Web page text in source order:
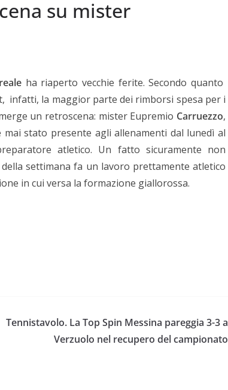
su mister
ha riaperto vecchie ferite. Secondo quanto
infatti, la maggior parte dei rimborsi spesa per i
un retroscena: mister Eupremio Carruezzo,
stato presente agli allenamenti dal lunedì al
atletico. Un fatto sicuramente non
settimana fa un lavoro prettamente atletico
in cui versa la formazione giallorossa.
Tennistavolo. La Top Spin Messina pareggia 3-3 a
Verzuolo nel recupero del campionato